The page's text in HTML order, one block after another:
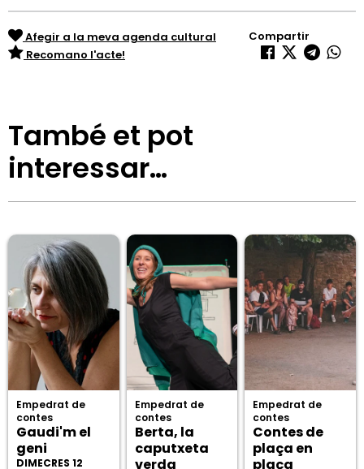
Afegir a la meva agenda cultural
Recomano l'acte!
Compartir
També et pot
interessar…
Empedrat de
contes
Gaudi'm el
geni
DIMECRES 12
Empedrat de
contes
Berta, la
caputxeta
verda
Empedrat de
contes
Contes de
plaça en
plaça